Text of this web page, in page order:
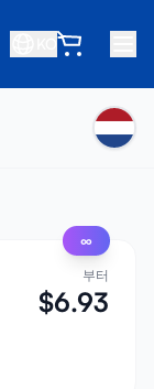
∞
부터
$6.93